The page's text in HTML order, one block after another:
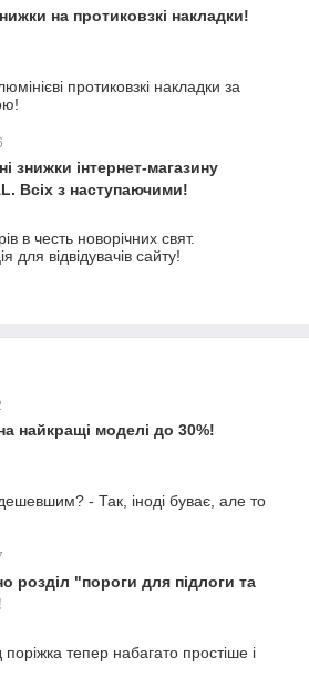
на протиковзкі накладки!
протиковзкі накладки за
знижки інтернет-магазину
Всіх з наступаючими!
в честь новорічних свят.
для відвідувачів сайту!
найкращі моделі до 30%!
- Так, іноді буває, але то
розділ "пороги для підлоги та
тепер набагато простіше і